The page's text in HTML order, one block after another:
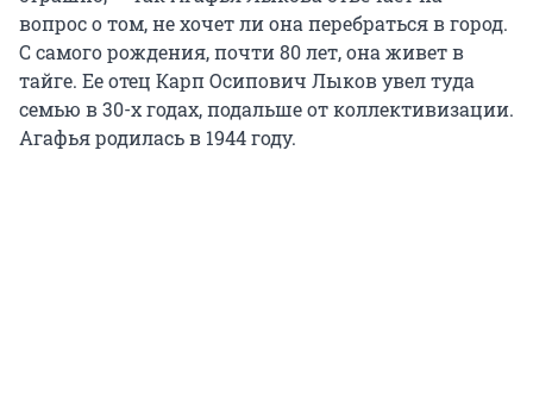
вопрос о том, не хочет ли она перебраться в город.
С самого рождения, почти 80 лет, она живет в
тайге. Ее отец Карп Осипович Лыков увел туда
семью в 30-х годах, подальше от коллективизации.
Агафья родилась в 1944 году.